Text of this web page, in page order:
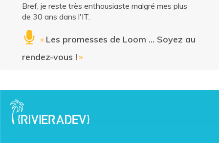
Bref, je reste très enthousiaste malgré mes plus
de 30 ans dans l'IT.
« Les promesses de Loom … Soyez au
rendez-vous !»